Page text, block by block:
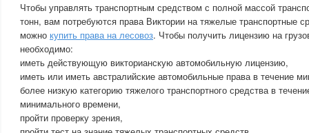
Чтобы управлять транспортным средством с полной массой
тонн, вам потребуются права Виктории на тяжелые транспортные
можно купить права на лесовоз. Чтобы получить лицензию на
необходимо:
иметь действующую викторианскую автомобильную лицензию,
иметь или иметь австралийские автомобильные права в течение
более низкую категорию тяжелого транспортного средства в
минимального времени,
пройти проверку зрения,